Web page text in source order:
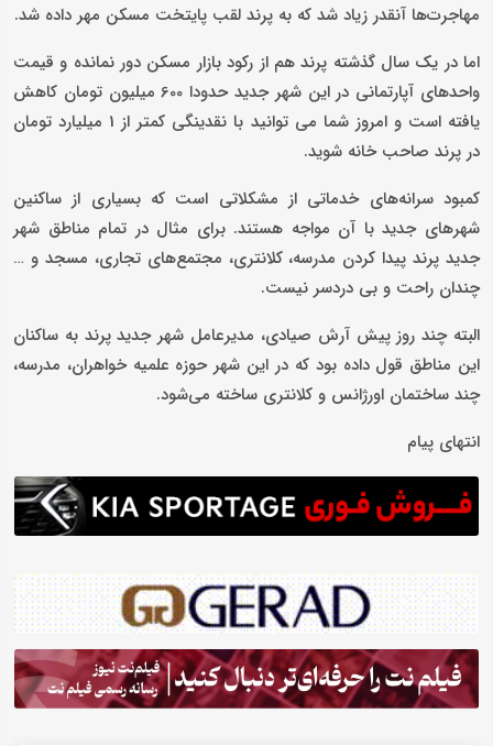
مهاجرت‌ها آنقدر زیاد شد که به پرند لقب پایتخت مسکن مهر داده شد.
اما در یک سال گذشته پرند هم از رکود بازار مسکن دور نمانده و قیمت
واحدهای آپارتمانی در این شهر جدید حدودا 600 میلیون تومان کاهش
یافته است و امروز شما می توانید با نقدینگی کمتر از 1 میلیارد تومان
در پرند صاحب خانه شوید.
کمبود سرانه‌های خدماتی از مشکلاتی است که بسیاری از ساکنین
شهرهای جدید با آن مواجه هستند. برای مثال در تمام مناطق شهر
جدید پرند پیدا کردن مدرسه، کلانتری، مجتمع‌های تجاری، مسجد و …
چندان راحت و بی دردسر نیست.
البته چند روز پیش آرش صیادی، مدیرعامل شهر جدید پرند به ساکنان
این مناطق قول داده بود که در این شهر حوزه علمیه خواهران، مدرسه،
چند ساختمان اورژانس و کلانتری ساخته می‌شود.
انتهای پیام